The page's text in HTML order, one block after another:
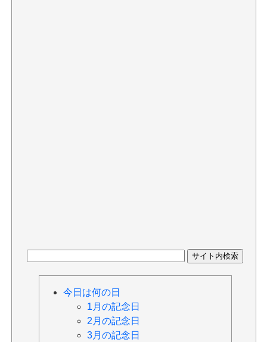
今日は何の日
1月の記念日
2月の記念日
3月の記念日